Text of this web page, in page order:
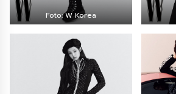
Foto: W Korea